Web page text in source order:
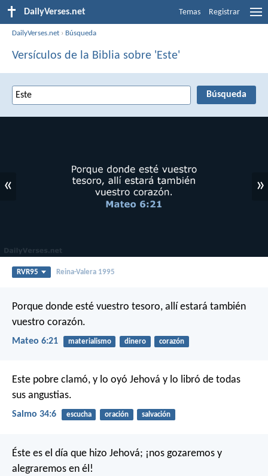
DailyVerses.net Temas Registrar
DailyVerses.net › Búsqueda
Versículos de la Biblia sobre 'Este'
« »
RVR95 Reina-Valera 1995
Porque donde esté vuestro tesoro, allí estará también
vuestro corazón.
Mateo 6:21 materialismo dinero corazón
Este pobre clamó, y lo oyó Jehová y lo libró de todas
sus angustias.
Salmo 34:6 escucha oración salvación
Éste es el día que hizo Jehová; ¡nos gozaremos y
alegraremos en él!